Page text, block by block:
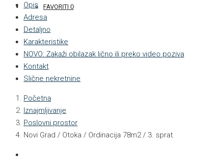
FAVORITI 0
Opis
Adresa
Detaljno
Karakteristike
NOVO: Zakaži obilazak lično ili preko video poziva
Kontakt
Slične nekretnine
Početna
Iznajmljivanje
Poslovni prostor
Novi Grad / Otoka / Ordinacija 78m2 / 3. sprat